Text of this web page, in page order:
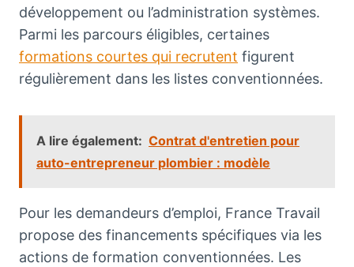
développement ou l’administration systèmes.
Parmi les parcours éligibles, certaines
formations courtes qui recrutent figurent
régulièrement dans les listes conventionnées.
A lire également: Contrat d'entretien pour
auto-entrepreneur plombier : modèle
Pour les demandeurs d’emploi, France Travail
propose des financements spécifiques via les
actions de formation conventionnées. Les